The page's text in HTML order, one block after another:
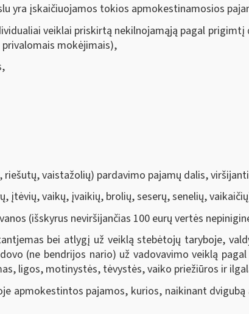
yra įskaičiuojamos tokios apmokestinamosios
veiklai priskirtą nekilnojamąją pagal
mokėjimais),
vaistažolių) pardavimo pajamų dalis,
įtėvių, vaikų, įvaikių, brolių, seserų, senelių,
(išskyrus neviršijančias 100 eurų vertės
bei atlygį už veiklą stebėtojų taryboje,
(ne bendrijos nario) už vadovavimo veiklą
ligos, motinystės, tėvystės, vaiko priežiūros ir
apmokestintos pajamos, kurios, naikinant